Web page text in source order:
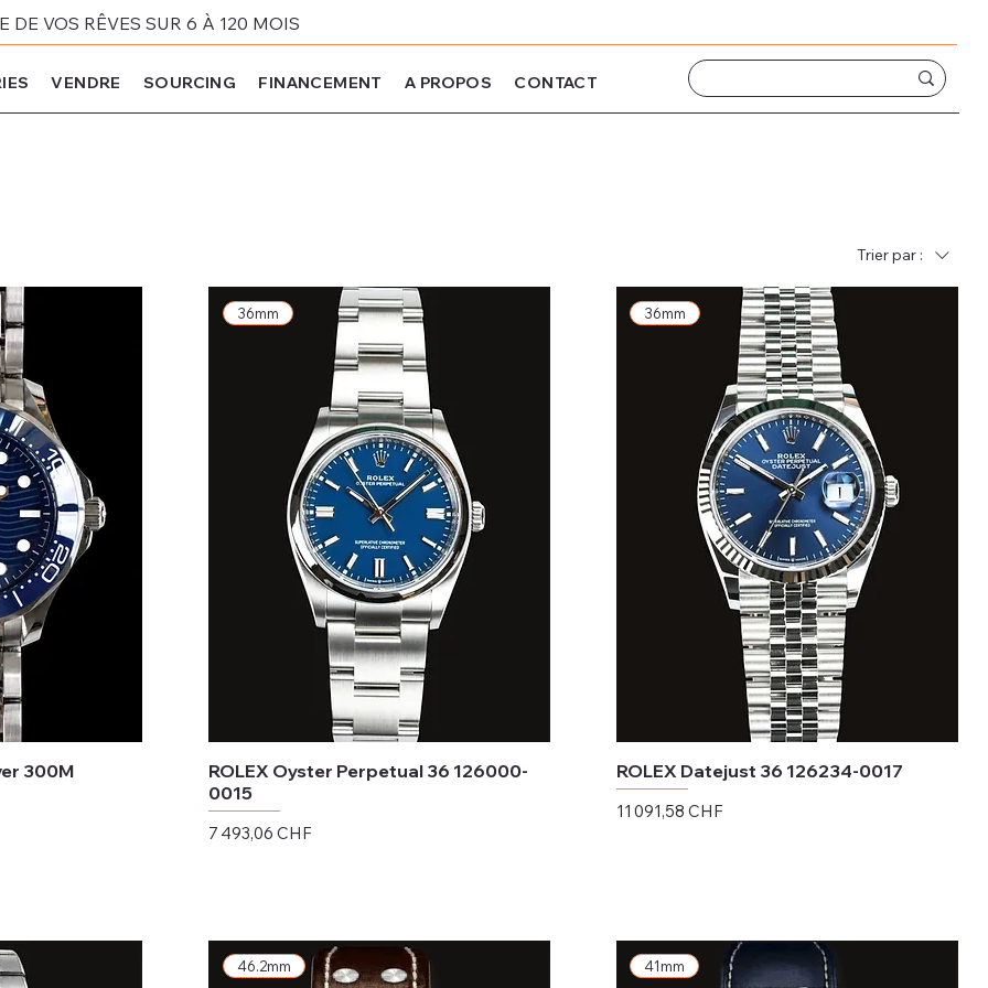
VOS RÊVES SUR 6 À 120 MOIS
VENDRE SOURCING FINANCEMENT A PROPOS CONTACT
Trier par :
300M
36mm
ROLEX Oyster Perpetual 36 126000-
0015
Prix
7 493,06 CHF
36mm
ROLEX Datejust 36 126234-0017
Prix
11 091,58 CHF
46.2mm 41mm